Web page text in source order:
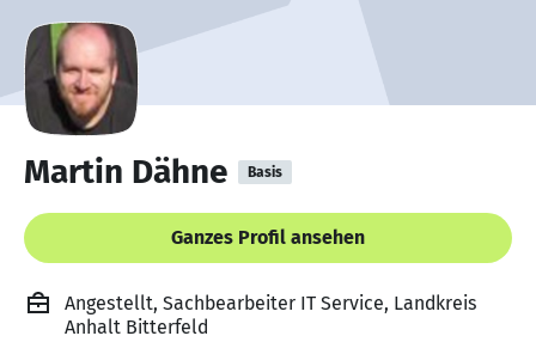
Martin Dähne Basis
Ganzes Profil ansehen
Angestellt, Sachbearbeiter IT Service, Landkreis
Anhalt Bitterfeld